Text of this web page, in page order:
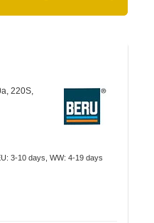
220S,
3-10 days, WW: 4-19 days